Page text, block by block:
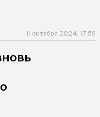
11 октября 2024, 17:59